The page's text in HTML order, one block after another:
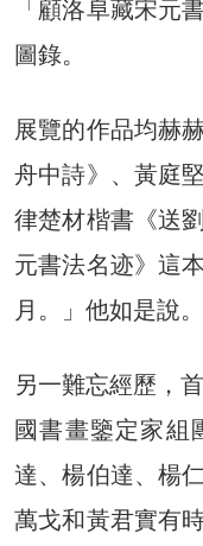
「顧洛阜藏宋元
圖錄。
展覽的作品均赫
舟中詩》、黃庭
律楚材楷書《送
元書法名迹》這
月。」他如是說。
另一難忘經歷，
國書畫鑒定家組
達、楊伯達、楊
萬戈和黃君實有